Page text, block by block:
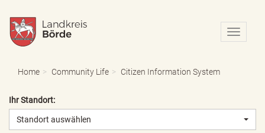
N
a
o
Home Community Life Citizen Information System
Ihr Standort:
Standort auswählen